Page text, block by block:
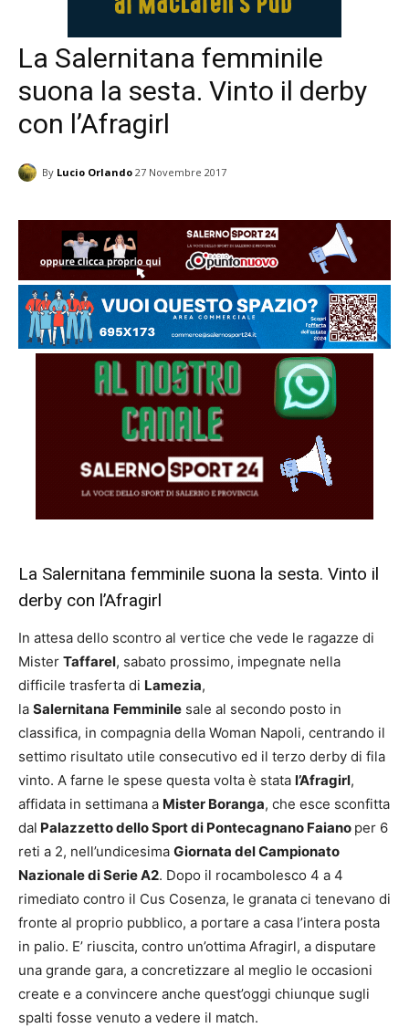
La Salernitana femminile
suona la sesta. Vinto il derby
con l’Afragirl
By Lucio Orlando 27 Novembre 2017
La Salernitana femminile suona la sesta. Vinto il
derby con l’Afragirl
In attesa dello scontro al vertice che vede le ragazze di
Mister Taffarel, sabato prossimo, impegnate nella
difficile trasferta di Lamezia,
la Salernitana Femminile sale al secondo posto in
classifica, in compagnia della Woman Napoli, centrando il
settimo risultato utile consecutivo ed il terzo derby di fila
vinto. A farne le spese questa volta è stata l’Afragirl,
affidata in settimana a Mister Boranga, che esce sconfitta
dal Palazzetto dello Sport di Pontecagnano Faiano per 6
reti a 2, nell’undicesima Giornata del Campionato
Nazionale di Serie A2. Dopo il rocambolesco 4 a 4
rimediato contro il Cus Cosenza, le granata ci tenevano di
fronte al proprio pubblico, a portare a casa l’intera posta
in palio. E’ riuscita, contro un’ottima Afragirl, a disputare
una grande gara, a concretizzare al meglio le occasioni
create e a convincere anche quest’oggi chiunque sugli
spalti fosse venuto a vedere il match.